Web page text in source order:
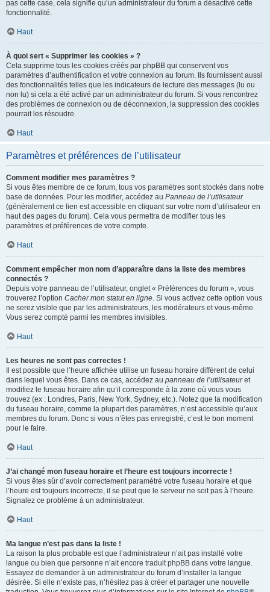
pas cette case, cela signifie qu’un administrateur du forum a désactivé cette
fonctionnalité.
Haut
À quoi sert « Supprimer les cookies » ?
Cela supprime tous les cookies créés par phpBB qui conservent vos
paramètres d’authentification et votre connexion au forum. Ils fournissent aussi
des fonctionnalités telles que les indicateurs de lecture des messages (lu ou
non lu) si cela a été activé par un administrateur du forum. Si vous rencontrez
des problèmes de connexion ou de déconnexion, la suppression des cookies
pourrait les résoudre.
Haut
Paramètres et préférences de l’utilisateur
Comment modifier mes paramètres ?
Si vous êtes membre de ce forum, tous vos paramètres sont stockés dans notre
base de données. Pour les modifier, accédez au Panneau de l’utilisateur
(généralement ce lien est accessible en cliquant sur votre nom d’utilisateur en
haut des pages du forum). Cela vous permettra de modifier tous les
paramètres et préférences de votre compte.
Haut
Comment empêcher mon nom d’apparaître dans la liste des membres
connectés ?
Depuis votre panneau de l’utilisateur, onglet « Préférences du forum », vous
trouverez l’option Cacher mon statut en ligne . Si vous activez cette option vous
ne serez visible que par les administrateurs, les modérateurs et vous-même.
Vous serez compté parmi les membres invisibles.
Haut
Les heures ne sont pas correctes !
Il est possible que l’heure affichée utilise un fuseau horaire différent de celui
dans lequel vous êtes. Dans ce cas, accédez au panneau de l’utilisateuret
modifiez le fuseau horaire afin qu’il corresponde à la zone où vous vous
trouvez (ex : Londres, Paris, New York, Sydney, etc.). Notez que la modification
du fuseau horaire, comme la plupart des paramètres, n’est accessible qu’aux
membres du forum. Donc si vous n’êtes pas enregistré, c’est le bon moment
pour le faire.
Haut
J’ai changé mon fuseau horaire et l’heure est toujours incorrecte !
Si vous êtes sûr d’avoir correctement paramétré votre fuseau horaire et que
l’heure est toujours incorrecte, il se peut que le serveur ne soit pas à l’heure.
Signalez ce problème à un administrateur.
Haut
Ma langue n’est pas dans la liste !
La raison la plus probable est que l’administrateur n’ait pas installé votre
langue ou bien que personne n’ait encore traduit phpBB dans votre langue.
Essayez de demander à un administrateur du forum d’installer la langue
désirée. Si elle n’existe pas, n’hésitez pas à créer et partager une nouvelle